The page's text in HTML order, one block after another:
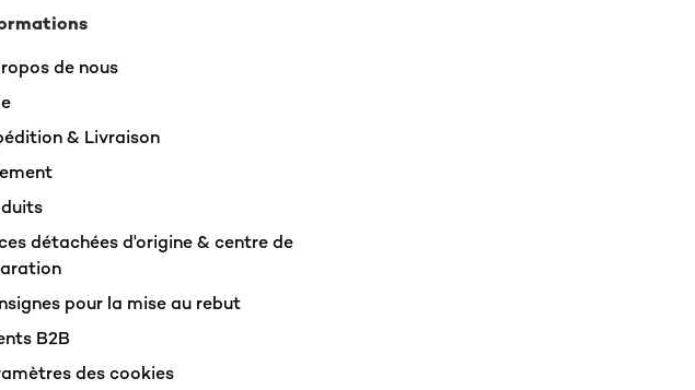
de nous
& Livraison
détachées d'origine & centre de
pour la mise au rebut
B2B
des cookies